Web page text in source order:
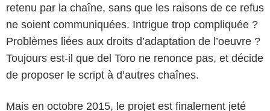
retenu par la chaîne, sans que les raisons de ce refus
ne soient communiquées. Intrigue trop compliquée ?
Problèmes liées aux droits d’adaptation de l’oeuvre ?
Toujours est-il que del Toro ne renonce pas, et décide
de proposer le script à d’autres chaînes.
Mais en octobre 2015, le projet est finalement jeté